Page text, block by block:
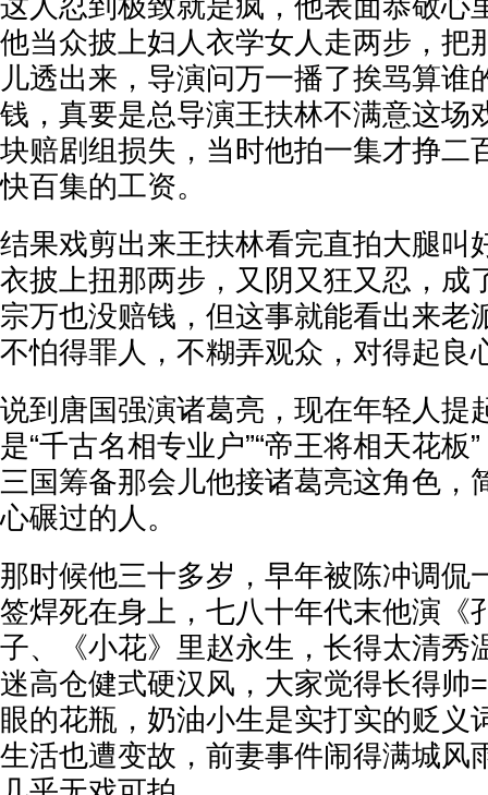
这人忍到极致就是疯，他表面恭敬心
他当众披上妇人衣学女人走两步，把
儿透出来，导演问万一播了挨骂算谁
钱，真要是总导演王扶林不满意这场
块赔剧组损失，当时他拍一集才挣二
快百集的工资。
结果戏剪出来王扶林看完直拍大腿叫
衣披上扭那两步，又阴又狂又忍，成
宗万也没赔钱，但这事就能看出来老
不怕得罪人，不糊弄观众，对得起良
说到唐国强演诸葛亮，现在年轻人提
是“千古名相专业户”“帝王将相天花板
三国筹备那会儿他接诸葛亮这角色，
心碾过的人。
那时候他三十多岁，早年被陈冲调侃
签焊死在身上，七八十年代末他演《
子、《小花》里赵永生，长得太清秀
迷高仓健式硬汉风，大家觉得长得帅
眼的花瓶，奶油小生是实打实的贬义
生活也遭变故，前妻事件闹得满城风